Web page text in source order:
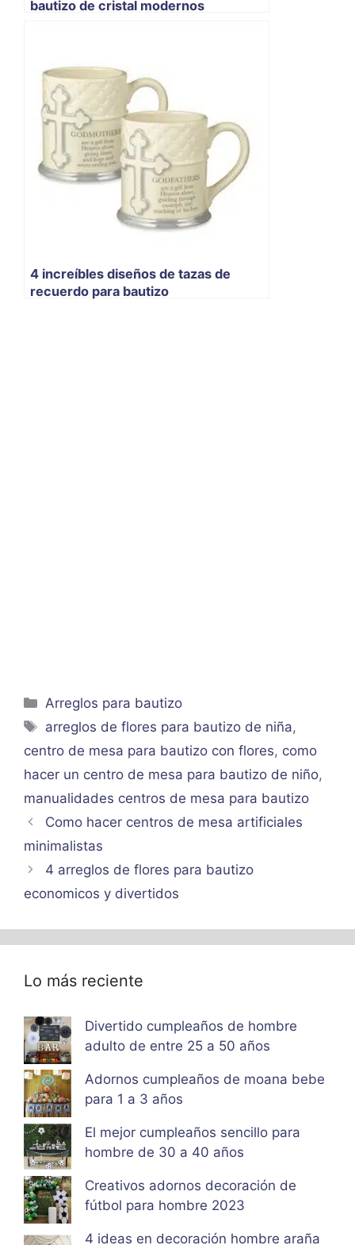
bautizo de cristal modernos
4 increíbles diseños de tazas de
recuerdo para bautizo
Categorías
Arreglos para bautizo
Etiquetas
arreglos de flores para bautizo de niña,
centro de mesa para bautizo con flores, como
hacer un centro de mesa para bautizo de niño,
manualidades centros de mesa para bautizo
Como hacer centros de mesa artificiales
minimalistas
4 arreglos de flores para bautizo
economicos y divertidos
Lo más reciente
Divertido cumpleaños de hombre
adulto de entre 25 a 50 años
Adornos cumpleaños de moana bebe
para 1 a 3 años
El mejor cumpleaños sencillo para
hombre de 30 a 40 años
Creativos adornos decoración de
fútbol para hombre 2023
4 ideas en decoración hombre araña